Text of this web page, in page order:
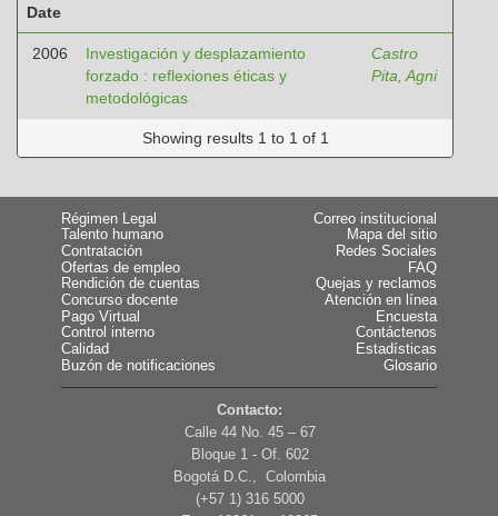
Date
2006
Investigación y desplazamiento
forzado : reflexiones éticas y
metodológicas
Castro
Pita, Agni
Showing results 1 to 1 of 1
Régimen Legal
Talento humano
Contratación
Ofertas de empleo
Rendición de cuentas
Concurso docente
Pago Virtual
Control interno
Calidad
Buzón de notificaciones
Correo institucional
Mapa del sitio
Redes Sociales
FAQ
Quejas y reclamos
Atención en línea
Encuesta
Contáctenos
Estadísticas
Glosario
Contacto:
Calle 44 No. 45 – 67
Bloque 1 - Of. 602
Bogotá D.C., Colombia
(+57 1) 316 5000